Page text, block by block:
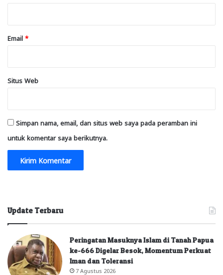
Email *
Situs Web
Simpan nama, email, dan situs web saya pada peramban ini
untuk komentar saya berikutnya.
Update Terbaru
Peringatan Masuknya Islam di Tanah Papua
ke-666 Digelar Besok, Momentum Perkuat
Iman dan Toleransi
7 Agustus 2026